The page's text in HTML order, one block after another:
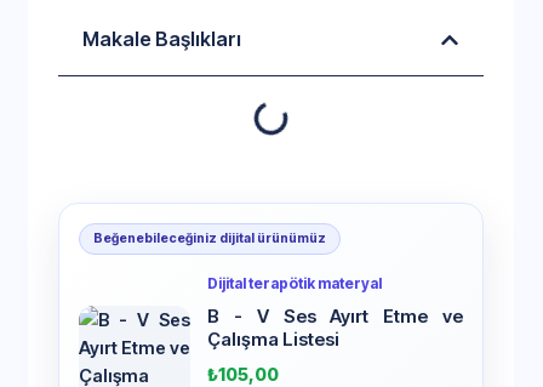
Makale Başlıkları
Beğenebileceğiniz dijital ürünümüz
Dijital terapötik materyal
B - V Ses Ayırt Etme ve
Çalışma Listesi
₺105,00